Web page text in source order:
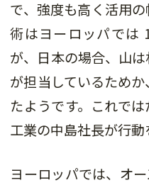
で、強度も高く活用
術はヨーロッパでは
が、日本の場合、山
が担当しているため
たようです。これで
工業の中島社長が行動
ヨーロッパでは、オ